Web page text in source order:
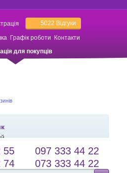
5022 Відгуки
Графік роботи
Контакти
для покупців
Мова сайту
55
097 333 44 22
74
073 333 44 22